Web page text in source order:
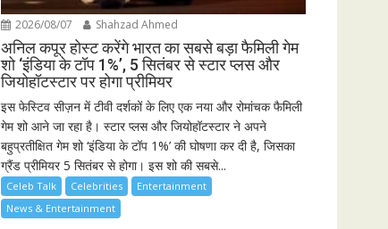
2026/08/07 Shahzad Ahmed
अनिल कपूर होस्ट करेंगे भारत का सबसे बड़ा फैमिली गेम
शो ‘इंडिया के टॉप 1%’, 5 सितंबर से स्टार प्लस और
जियोहॉटस्टार पर होगा प्रीमियर
इस फेस्टिव सीज़न में टीवी दर्शकों के लिए एक नया और रोमांचक फैमिली
गेम शो आने जा रहा है। स्टार प्लस और जियोहॉटस्टार ने अपने
बहुप्रतीक्षित गेम शो ‘इंडिया के टॉप 1%’ की घोषणा कर दी है, जिसका
ग्रैंड प्रीमियर 5 सितंबर से होगा। इस शो की सबसे...
Celeb Talk Celebrities
Entertainment
News & Entertainment